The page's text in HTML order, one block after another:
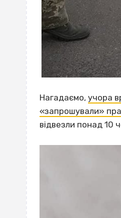
Нагадаємо, учора
«запрошували»
відвезли понад 10